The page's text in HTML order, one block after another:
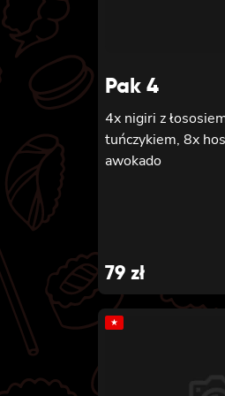
Pak 4
4x nigiri z
tuńczykiem, 8x
awokado
79 zł
★